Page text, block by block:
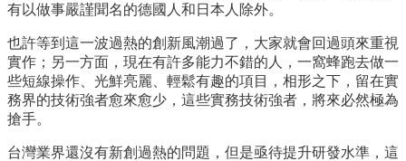
有以做事嚴謹聞名的德國人和日本人除外。
也許等到這一波過熱的創新風潮過了，大家就會回過頭來重視
實作；另一方面，現在有許多能力不錯的人，一窩蜂跑去做一
些短線操作、光鮮亮麗、輕鬆有趣的項目，相形之下，留在實
務界的技術強者愈來愈少，這些實務技術強者，將來必然極為
搶手。
台灣業界還沒有新創過熱的問題，但是亟待提升研發水準，這